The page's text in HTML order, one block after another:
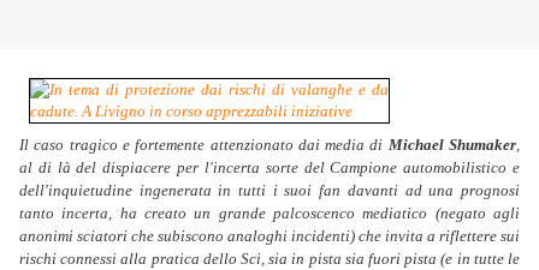
Il caso tragico e fortemente attenzionato dai media di Michael Shumaker,
al di là del dispiacere per l'incerta sorte del Campione automobilistico e
dell'inquietudine ingenerata in tutti i suoi fan davanti ad una prognosi
tanto incerta, ha creato un grande palcoscenco mediatico (negato agli
anonimi sciatori che subiscono analoghi incidenti) che invita a riflettere sui
rischi connessi alla pratica dello Sci, sia in pista sia fuori pista (e in tutte le